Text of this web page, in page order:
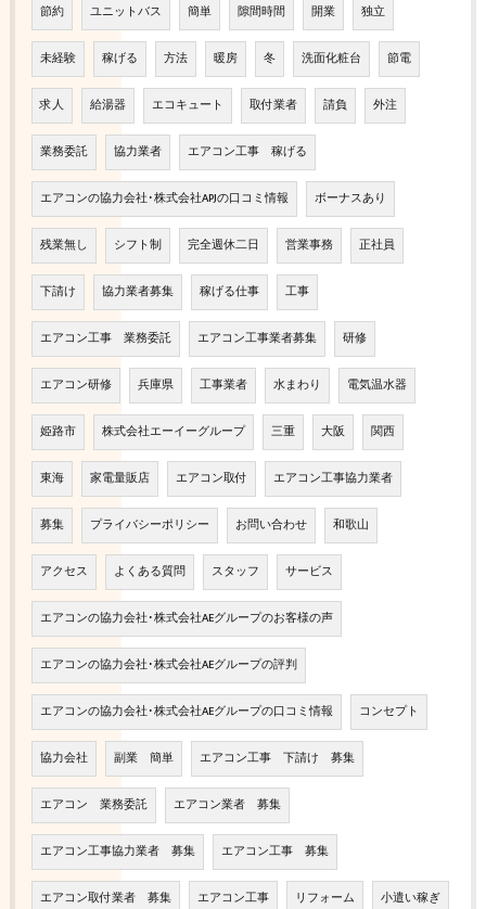
節約 ユニットバス 簡単 隙間時間 開業 独立
未経験 稼げる 方法 暖房 冬 洗面化粧台 節電
求人 給湯器 エコキュート 取付業者 請負 外注
業務委託 協力業者 エアコン工事 稼げる
エアコンの協力会社･株式会社APJの口コミ情報 ボーナスあり
残業無し シフト制 完全週休二日 営業事務 正社員
下請け 協力業者募集 稼げる仕事 工事
エアコン工事 業務委託 エアコン工事業者募集 研修
エアコン研修 兵庫県 工事業者 水まわり 電気温水器
姫路市 株式会社エーイーグループ 三重 大阪 関西
東海 家電量販店 エアコン取付 エアコン工事協力業者
募集 プライバシーポリシー お問い合わせ 和歌山
アクセス よくある質問 スタッフ サービス
エアコンの協力会社･株式会社AEグループのお客様の声
エアコンの協力会社･株式会社AEグループの評判
エアコンの協力会社･株式会社AEグループの口コミ情報 コンセプト
協力会社 副業 簡単 エアコン工事 下請け 募集
エアコン 業務委託 エアコン業者 募集
エアコン工事協力業者 募集 エアコン工事 募集
エアコン取付業者 募集 エアコン工事 リフォーム 小遣い稼ぎ